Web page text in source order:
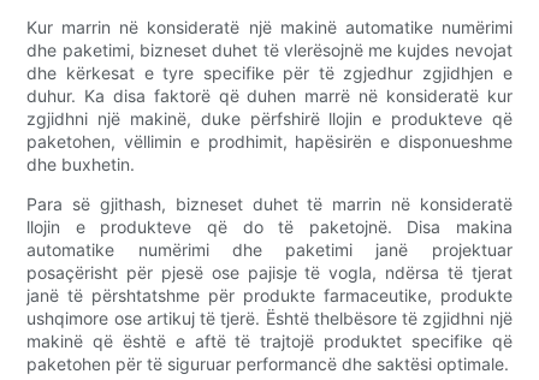
Kur marrin në konsideratë një makinë automatike numërimi
dhe paketimi, bizneset duhet të vlerësojnë me kujdes nevojat
dhe kërkesat e tyre specifike për të zgjedhur zgjidhjen e
duhur. Ka disa faktorë që duhen marrë në konsideratë kur
zgjidhni një makinë, duke përfshirë llojin e produkteve që
paketohen, vëllimin e prodhimit, hapësirën e disponueshme
dhe buxhetin.
Para së gjithash, bizneset duhet të marrin në konsideratë
llojin e produkteve që do të paketojnë. Disa makina
automatike numërimi dhe paketimi janë projektuar
posaçërisht për pjesë ose pajisje të vogla, ndërsa të tjerat
janë të përshtatshme për produkte farmaceutike, produkte
ushqimore ose artikuj të tjerë. Është thelbësore të zgjidhni një
makinë që është e aftë të trajtojë produktet specifike që
paketohen për të siguruar performancë dhe saktësi optimale.